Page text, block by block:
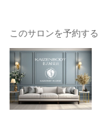
このサロンを予約する